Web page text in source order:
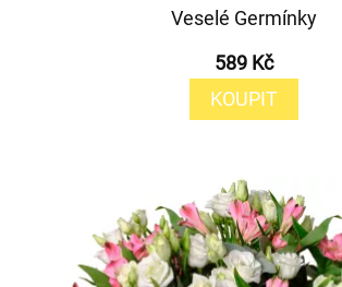
Veselé Germínky
589 Kč
KOUPIT